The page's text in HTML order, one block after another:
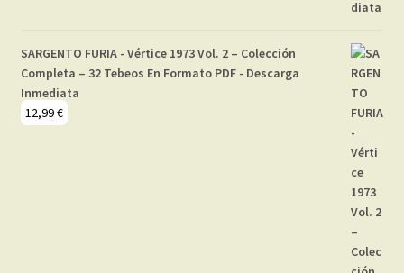
SARGENTO FURIA - Vértice 1973 Vol. 2 – Colección
Completa – 32 Tebeos En Formato PDF - Descarga
Inmediata
12,99€